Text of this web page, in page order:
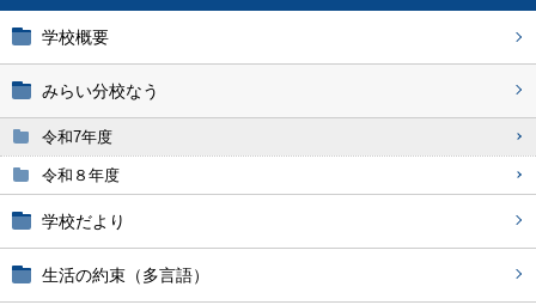
学校概要
みらい分校なう
令和7年度
令和８年度
学校だより
生活の約束（多言語）